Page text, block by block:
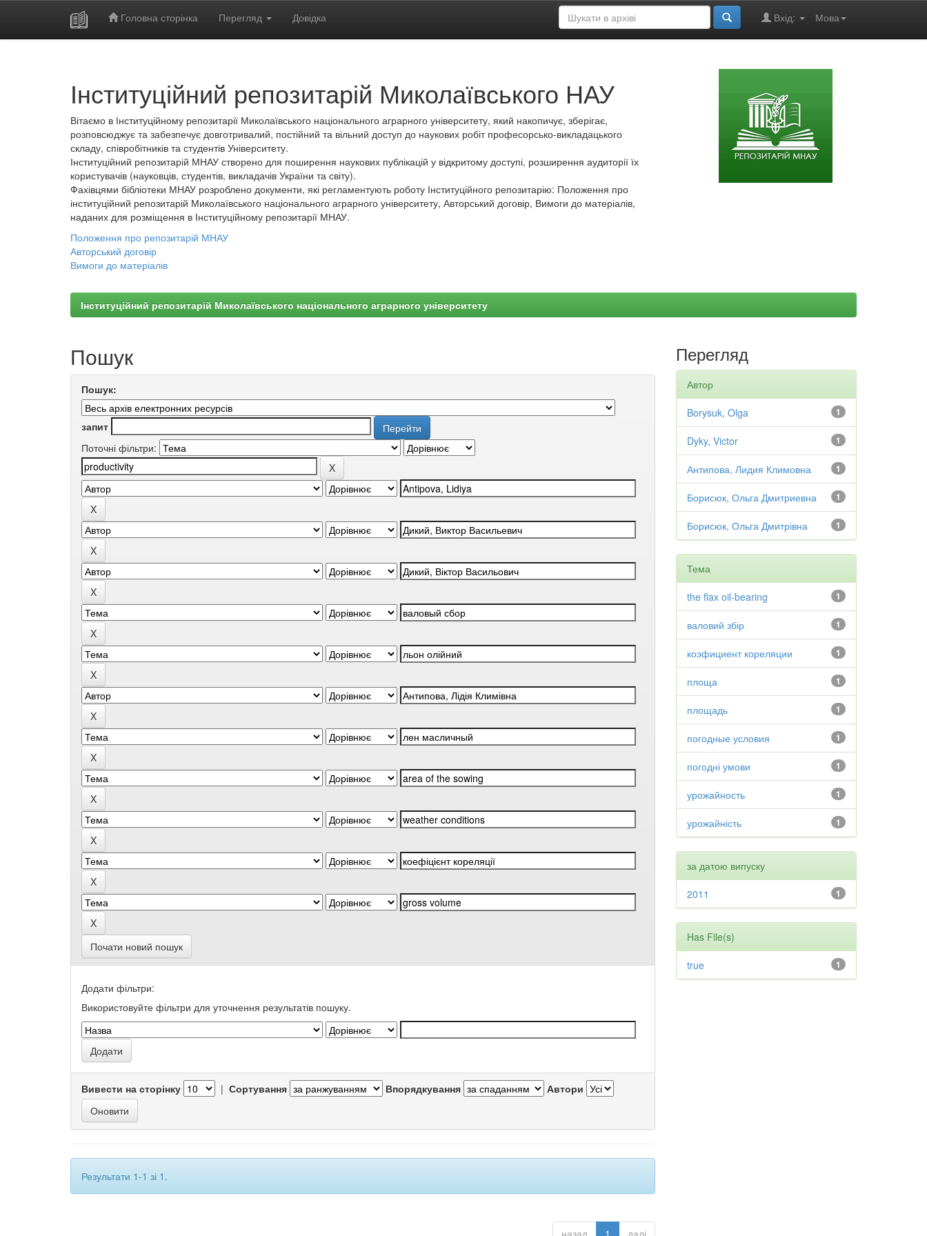
Головна сторінка Перегляд Довідка Мова
Вхід:
Інституційний репозитарій Миколаївського НАУ
Вітаємо в Інституційному репозитарії Миколаївського національного аграрного університету, який накопичує, зберігає,
розповсюджує та забезпечує довготривалий, постійний та вільний доступ до наукових робіт професорсько-викладацького
складу, співробітників та студентів Університету.
Інституційний репозитарій МНАУ створено для поширення наукових публікацій у відкритому доступі, розширення аудиторії їх
користувачів (науковців, студентів, викладачів України та світу).
Фахівцями бібліотеки МНАУ розроблено документи, які регламентують роботу Інституційного репозитарію: Положення про
інституційний репозитарій Миколаївського національного аграрного університету, Авторський договір, Вимоги до матеріалів,
наданих для розміщення в Інституційному репозитарії МНАУ.
Положення про репозитарій МНАУ
Авторський договір
Вимоги до матеріалів
Інституційний репозитарій Миколаївського національного аграрного університету
Пошук
Пошук:
запит
Поточні фільтри:
Почати новий пошук
Додати фільтри:
Використовуйте фільтри для уточнення результатів пошуку.
Вивести на сторінку | Сортування Впорядкування Автори
Результати 1-1 зі 1.
назад 1 далі
Перегляд
Автор
1
Borysuk, Olga
1
Dyky, Victor
1
Антипова, Лидия Климовна
1
Борисюк, Ольга Дмитриевна
1
Борисюк, Ольга Дмитрівна
Тема
1
the flax oil-bearing
1
валовий збір
1
коэфициент кореляции
1
площа
1
площадь
1
погодные условия
1
погодні умови
1
урожайность
1
урожайність
за датою випуску
1
2011
Has File(s)
1
true